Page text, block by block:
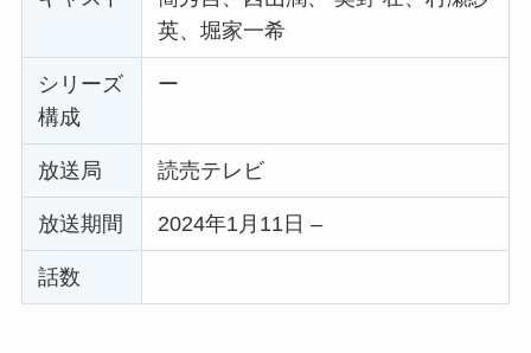
英、堀家一希
シリーズ
構成
ー
放送局 読売テレビ
放送期間 2024年1月11日 –
話数